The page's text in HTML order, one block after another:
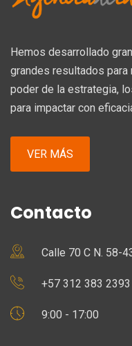
Hemos desarrollado
grandes resultados
poder de la estrategia,
para impactar con
VER MÁS
Contacto
Calle 70 C N. 58-
+57 312 383 2393
9:00 - 17:00